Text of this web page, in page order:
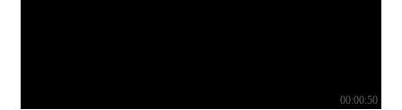
00:00:50